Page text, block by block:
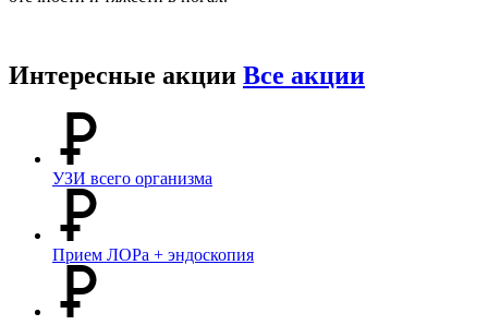
Интересные акции Все акции
УЗИ всего организма
Прием ЛОРа + эндоскопия